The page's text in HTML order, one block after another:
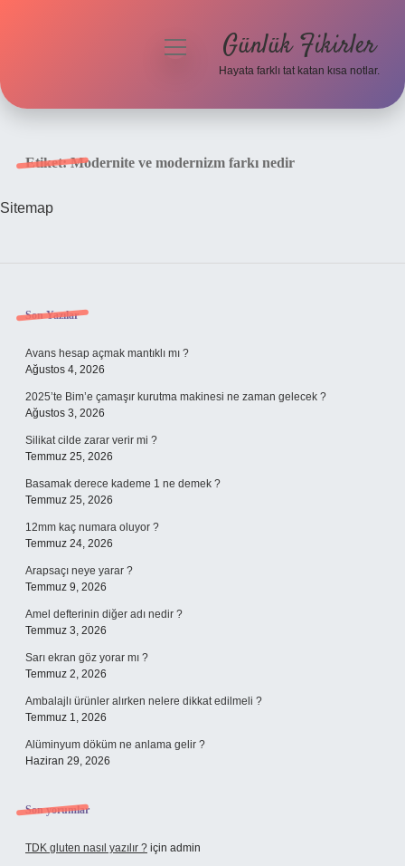
menüyü
Günlük Fikirler
Hayata farklı tat katan kısa notlar.
Etiket:Modernite ve modernizm farkı nedir
Sitemap
Sidebar
Son Yazılar
Avans hesap açmak mantıklı mı ?
Ağustos 4, 2026
2025’te Bim’e çamaşır kurutma makinesi ne zaman gelecek ?
Ağustos 3, 2026
Silikat cilde zarar verir mi ?
Temmuz 25, 2026
Basamak derece kademe 1 ne demek ?
Temmuz 25, 2026
12mm kaç numara oluyor ?
Temmuz 24, 2026
Arapsaçı neye yarar ?
Temmuz 9, 2026
Amel defterinin diğer adı nedir ?
Temmuz 3, 2026
Sarı ekran göz yorar mı ?
Temmuz 2, 2026
Ambalajlı ürünler alırken nelere dikkat edilmeli ?
Temmuz 1, 2026
Alüminyum döküm ne anlama gelir ?
Haziran 29, 2026
Son yorumlar
TDK gluten nasıl yazılır ? için admin